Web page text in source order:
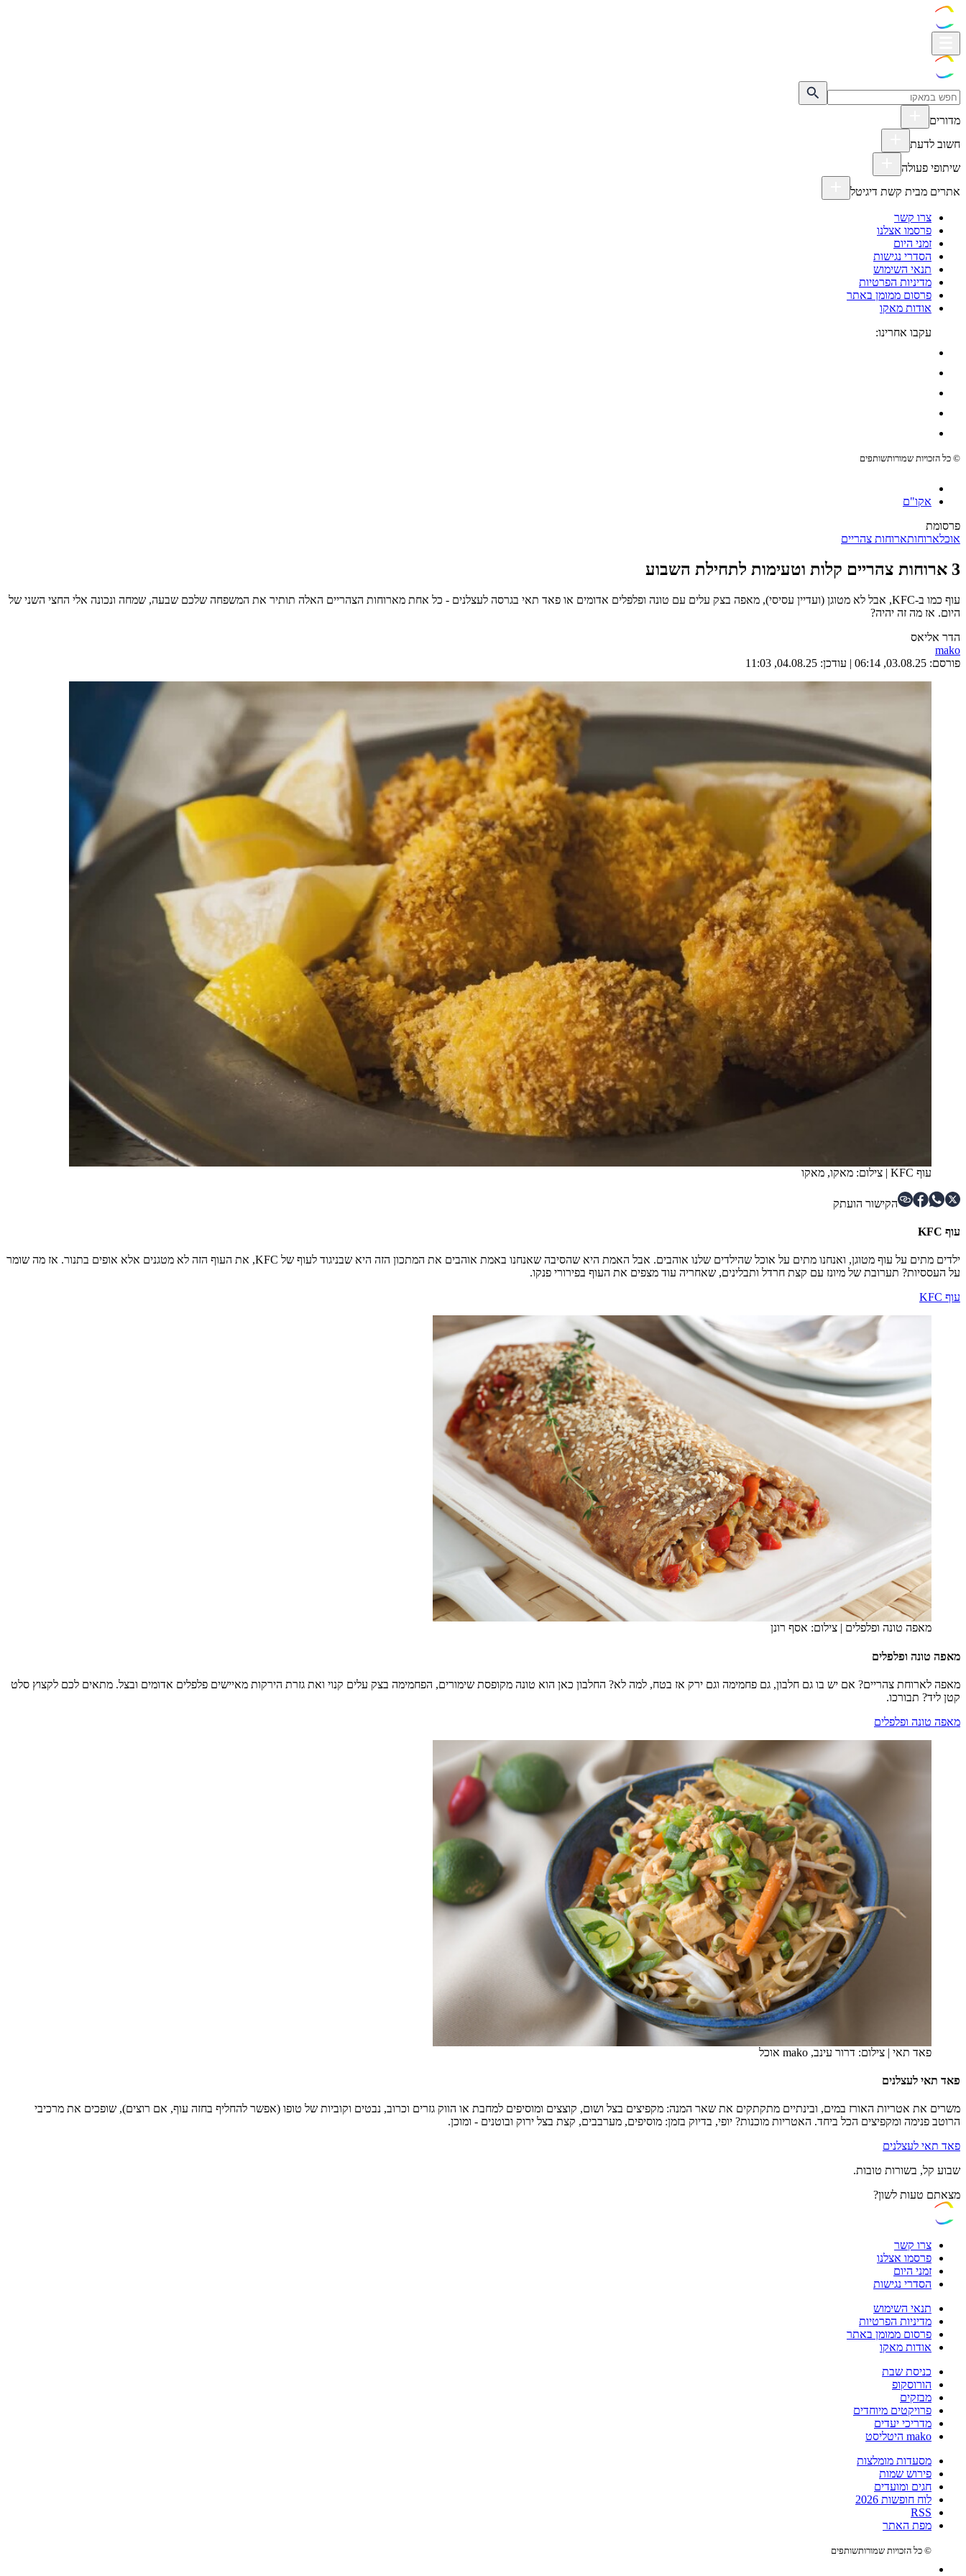
מדורים
חשוב לדעת
שיתופי פעולה
אתרים מבית קשת דיגיטל
צרו קשר
פרסמו אצלנו
זמני היום
הסדרי נגישות
תנאי השימוש
מדיניות הפרטיות
פרסום ממומן באתר
אודות מאקו
עקבו אחרינו:
© כל הזכויות שמורותשותפים
אקו"ם
פרסומת
אוכלארוחותארוחות צהריים
3 ארוחות צהריים קלות וטעימות לתחילת השבוע
עוף כמו ב-KFC, אבל לא מטוגן (ועדיין עסיסי), מאפה בצק עלים עם טונה ופלפלים אדומים או פאד תאי בגרסה לעצלנים - כל אחת מארוחות הצהריים האלה תותיר את המשפחה שלכם שבעה, שמחה ונכונה אלי החצי השני של
היום. אז מה זה יהיה?
הדר אליאס
mako
פורסם: 03.08.25, 06:14
| עודכן: 04.08.25, 11:03
עוף KFC | צילום: מאקו, מאקו
הקישור הועתק
עוף KFC
ילדים מתים על עוף מטוגן, ואנחנו מתים על אוכל שהילדים שלנו אוהבים. אבל האמת היא שהסיבה שאנחנו באמת אוהבים את המתכון הזה היא שבניגוד לעוף של KFC, את העוף הזה לא מטגנים אלא אופים בתנור. אז מה שומר
על העססיות? תערובת של מיונז עם קצת חרדל ותבלינים, שאחריה עוד מצפים את העוף בפירורי פנקו.
עוף KFC
מאפה טונה ופלפלים | צילום: אסף רונן
מאפה טונה ופלפלים
מאפה לארוחת צהריים? אם יש בו גם חלבון, גם פחמימה וגם ירק אז בטח, למה לא? החלבון כאן הוא טונה מקופסת שימורים, הפחמימה בצק עלים קנוי ואת גזרת הירקות מאיישים פלפלים אדומים ובצל. מתאים לכם לקצוץ סלט
קטן ליד? תבורכו.
מאפה טונה ופלפלים
פאד תאי | צילום: דרור עינב, mako אוכל
פאד תאי לעצלנים
משרים את אטריות האורז במים, ובינתיים מתקתקים את שאר המנה: מקפיצים בצל ושום, קוצצים ומוסיפים למחבת או הווק גזרים וכרוב, נבטים וקוביות של טופו (אפשר להחליף בחזה עוף, אם רוצים), שופכים את מרכיבי
הרוטב פנימה ומקפיצים הכל ביחד. האטריות מוכנות? יופי, בדיוק בזמן: מוסיפים, מערבבים, קצת בצל ירוק ובוטנים - ומוכן.
פאד תאי לעצלנים
שבוע קל, בשורות טובות.
מצאתם טעות לשון?
צרו קשר
פרסמו אצלנו
זמני היום
הסדרי נגישות
תנאי השימוש
מדיניות הפרטיות
פרסום ממומן באתר
אודות מאקו
כניסת שבת
הורוסקופ
מבזקים
פרויקטים מיוחדים
מדריכי יעדים
mako היטליסט
מסעדות מומלצות
פירוש שמות
חגים ומועדים
לוח חופשות 2026
RSS
מפת האתר
© כל הזכויות שמורותשותפים